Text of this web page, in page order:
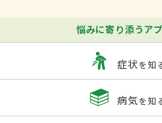
悩みに寄り添うア
症状を知
病気を知